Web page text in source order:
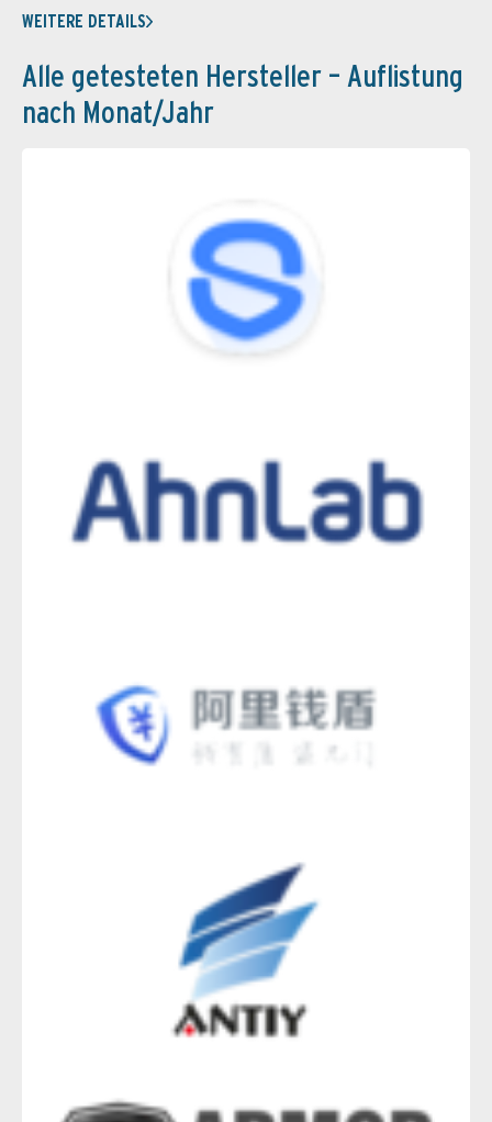
WEITERE DETAILS
Alle getesteten Hersteller – Auflistung
nach Monat/Jahr